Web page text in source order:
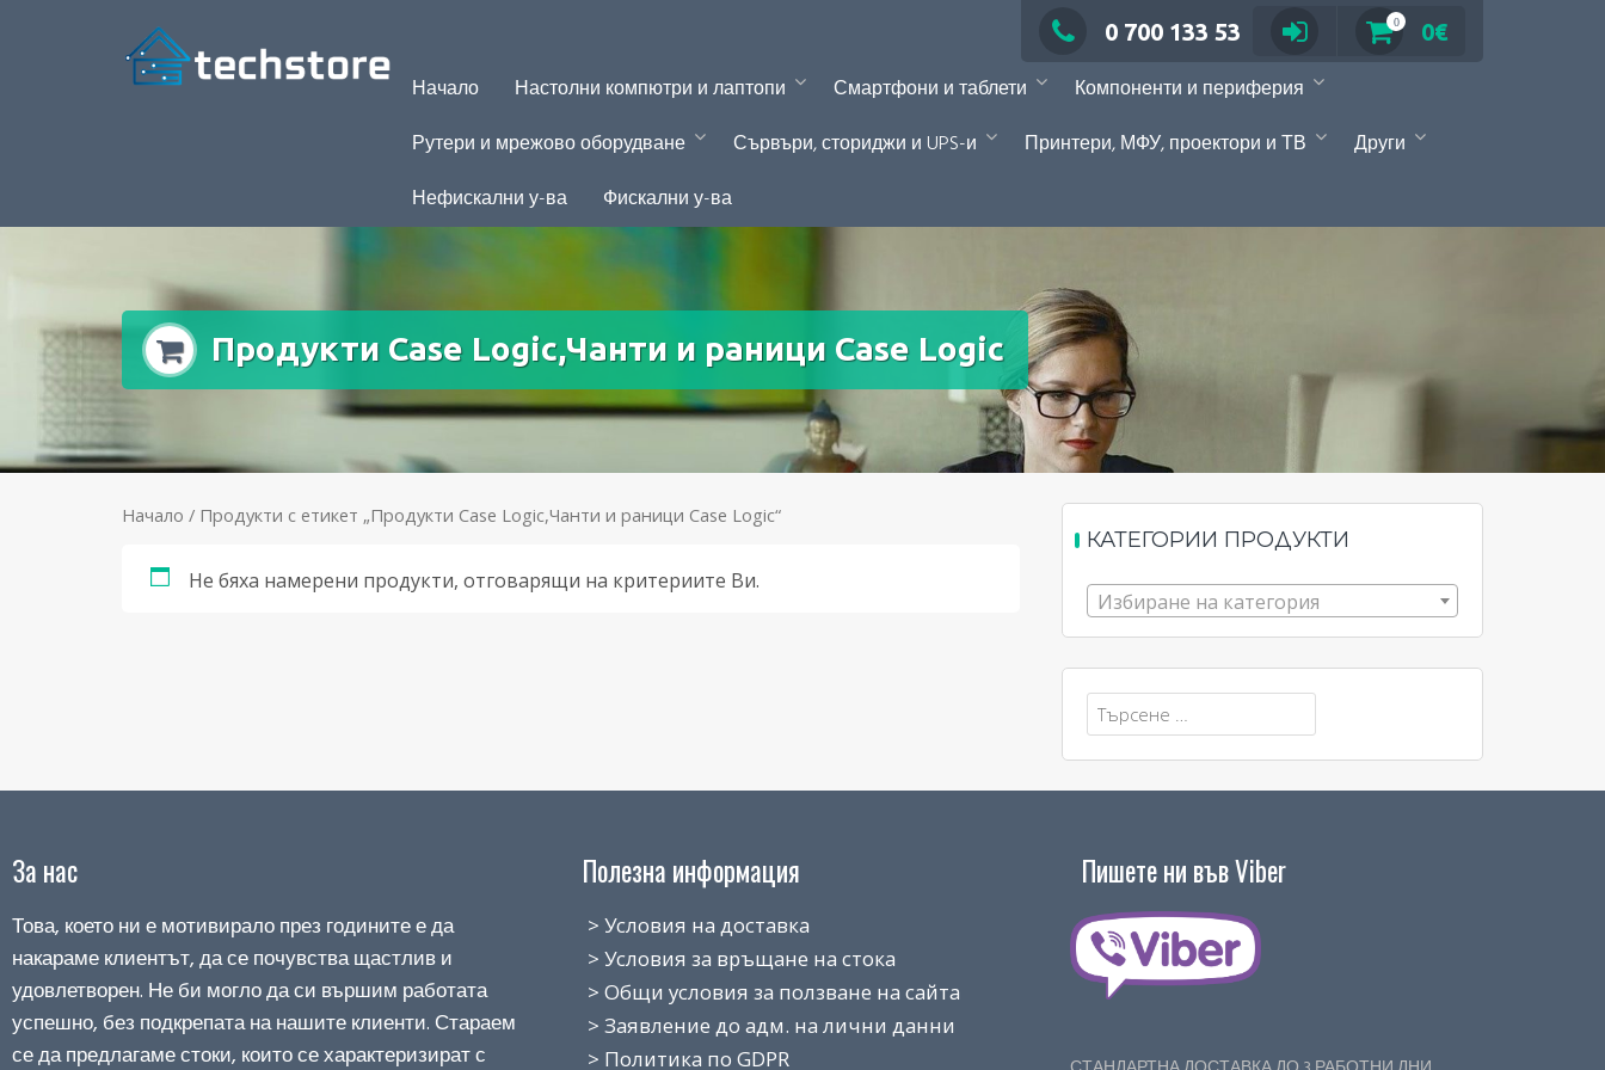
0 700 133 53 0 0€
Начало Настолни компютри и лаптопи Смартфони и таблети
Компоненти и периферия
Рутери и мрежово оборудване
Сървъри, сториджи и UPS-и Принтери, МФУ, проектори и ТВ
Други
Нефискални у-ва
Фискални у-ва
Продукти Case Logic,Чанти и раници Case Logic
Начало / Продукти с етикет „Продукти Case Logic,Чанти и раници Case Logic“
Не бяха намерени продукти, отговарящи на критериите Ви.
КАТЕГОРИИ ПРОДУКТИ
Избиране на категория
Търсене
за:
За нас
Това, което ни е мотивирало през годините е да
накараме клиентът, да се почувства щастлив и
удовлетворен. Не би могло да си вършим работата
успешно, без подкрепата на нашите клиенти. Стараем
се да предлагаме стоки, които се характеризират с
Полезна информация
> Условия на доставка
> Условия за връщане на стока
> Общи условия за ползване на сайта
> Заявление до адм. на лични данни
> Политика по GDPR
Пишете ни във Viber